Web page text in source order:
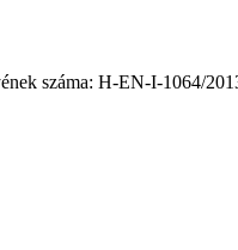
száma: H-EN-I-1064/